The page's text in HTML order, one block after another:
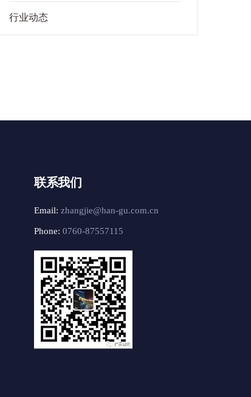
行业动态
联系我们
Email: zhangjie@han-gu.com.cn
Phone: 0760-87557115